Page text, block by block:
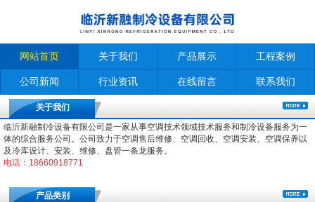
网站首页 关于我们 产品展示 工程案例
公司新闻 行业资讯 在线留言 联系我们
关于我们
临沂新融制冷设备有限公司是一家从事空调技术领域技术服务和制冷设备服务为一
体的综合服务公司。公司致力于空调售后维修、空调回收、空调安装、空调保养以
及冷库设计、安装、维修、盘管一条龙服务。
电话：18660918771
产品类别